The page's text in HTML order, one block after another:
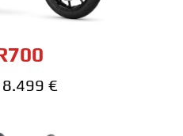
8.499 €